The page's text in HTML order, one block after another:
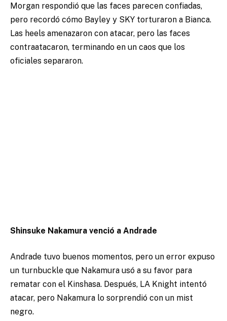
Morgan respondió que las faces parecen confiadas,
pero recordó cómo Bayley y SKY torturaron a Bianca.
Las heels amenazaron con atacar, pero las faces
contraatacaron, terminando en un caos que los
oficiales separaron.
Shinsuke Nakamura venció a Andrade
Andrade tuvo buenos momentos, pero un error expuso
un turnbuckle que Nakamura usó a su favor para
rematar con el Kinshasa. Después, LA Knight intentó
atacar, pero Nakamura lo sorprendió con un mist
negro.